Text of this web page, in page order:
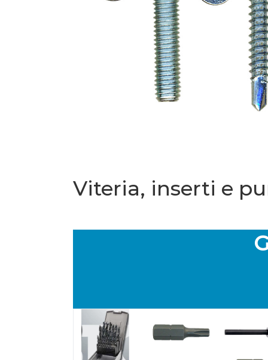
Viteria, inserti e